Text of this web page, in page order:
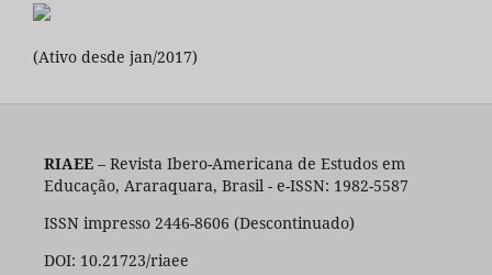
(Ativo desde jan/2017)
RIAEE– Revista Ibero-Americana de Estudos em
Educação, Araraquara, Brasil - e-ISSN: 1982-5587
ISSN impresso 2446-8606 (Descontinuado)
DOI: 10.21723/riaee